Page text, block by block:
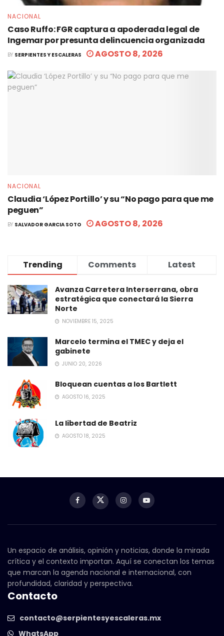
NACIONAL
Caso Ruffo: FGR captura a apoderada legal de
Ingemar por presunta delincuencia organizada
BY SERPIENTES Y ESCALERAS AGOSTO 8, 2026
NACIONAL
Claudia ‘López Portillo’ y su “No pago para que me
peguen”
BY SALVADOR GARCIA SOTO AGOSTO 8, 2026
Trending Comments Latest
Avanza Carretera Interserrana, obra
estratégica que conectará la Sierra
Norte
NOVIEMBRE 15, 2025
Marcelo termina el TMEC y deja el
gabinete
JUNIO 20, 2026
Bloquean cuentas a los Bartlett
AGOSTO 16, 2025
La libertad de Beatriz
AGOSTO 18, 2025
Un espacio de análisis, opinión y noticias, donde la mirada
crítica y el contexto importan. Aquí se conectan los temas
que marcan la agenda nacional e internacional, con
profundidad, claridad y perspectiva.
Contacto
contacto@serpientesyescaleras.mx
WhatsApp